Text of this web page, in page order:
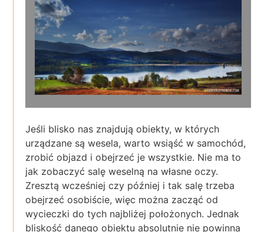
Jeśli blisko nas znajdują obiekty, w których
urządzane są wesela, warto wsiąść w samochód,
zrobić objazd i obejrzeć je wszystkie. Nie ma to
jak zobaczyć salę weselną na własne oczy.
Zresztą wcześniej czy później i tak salę trzeba
obejrzeć osobiście, więc można zacząć od
wycieczki do tych najbliżej położonych. Jednak
bliskość danego obiektu absolutnie nie powinna